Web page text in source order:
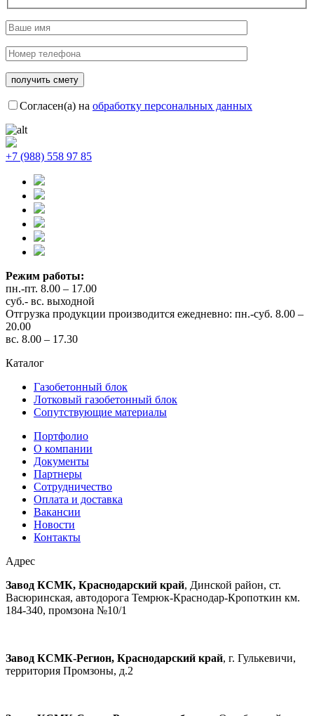
Согласен(а) на обработку персональных данных
+7 (988) 558 97 85
Режим работы:
пн.-пт. 8.00 – 17.00
суб.- вс. выходной
Отгрузка продукции производится ежедневно: пн.-суб. 8.00 –
20.00
вс. 8.00 – 17.30
Каталог
Газобетонный блок
Лотковый газобетонный блок
Сопутствующие материалы
Портфолио
О компании
Документы
Партнеры
Сотрудничество
Оплата и доставка
Вакансии
Новости
Контакты
Адрес
Завод КСМК, Краснодарский край, Динской район, ст.
Васюринская, автодорога Темрюк-Краснодар-Кропоткин км.
184-340, промзона №10/1
Завод КСМК-Регион, Краснодарский край, г. Гулькевичи,
территория Промзоны, д.2